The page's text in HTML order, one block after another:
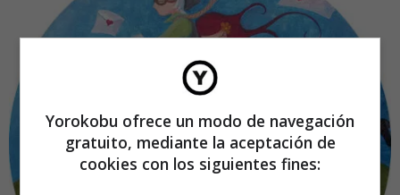
Yorokobu ofrece un modo de navegación
gratuito, mediante la aceptación de
cookies con los siguientes fines: